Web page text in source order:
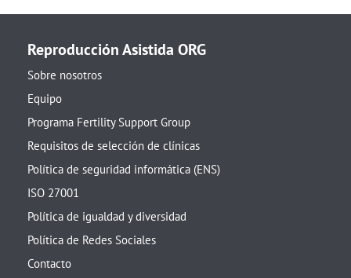
Reproducción Asistida ORG
Sobre nosotros
Equipo
Programa Fertility Support Group
Requisitos de selección de clínicas
Política de seguridad informática (ENS)
ISO 27001
Política de igualdad y diversidad
Política de Redes Sociales
Contacto